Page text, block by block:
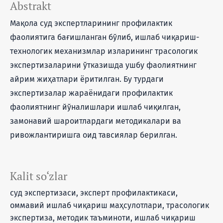
Kalit so‘zlar
суд экспертизаси, эксперт профилактикаси,
оммавий ишлаб чиқариш маҳсулотлари, трасологик
экспертиза, методик таъминоти, ишлаб чиқариш
Abstrakt
Мақола суд экспертларининг профилактик
фаолиятига бағишланган бўлиб, ишлаб чиқариш-
технологик механизмлар изларининг трасологик
экспертизаларини ўтказишда ушбу фаолиятнинг
айрим жиҳатлари ёритилган. Бу турдаги
экспертизалар жараёнидаги профилактик
фаолиятнинг йўналишлари ишлаб чиқилган,
замонавий шароитлардаги методикалари ва
ривожлантиришга оид тавсиялар берилган.